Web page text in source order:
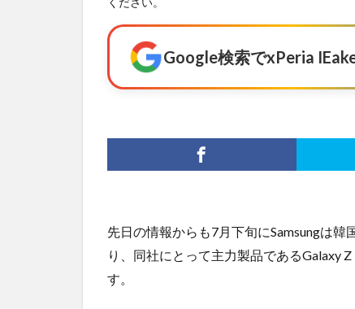
Google検索でxPeria
先日の情報からも7月下旬にSamsungは
り、同社にとって主力製品であるGalaxy
す。